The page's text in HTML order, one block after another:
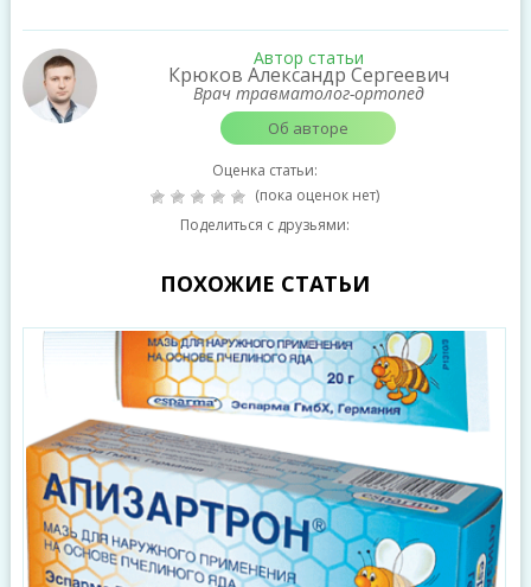
Автор статьи
Крюков Александр Сергеевич
Врач травматолог-ортопед
Об авторе
Оценка статьи:
(пока оценок нет)
Поделиться с друзьями:
ПОХОЖИЕ СТАТЬИ